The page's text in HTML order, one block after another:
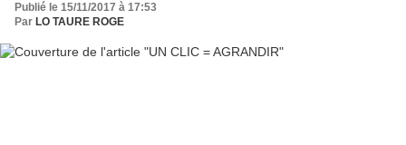
Publié le 15/11/2017 à 17:53
Par LO TAURE ROGE